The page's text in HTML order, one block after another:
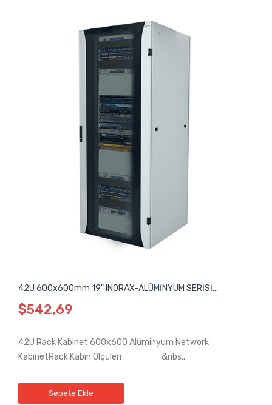
42U 600x600mm 19" INORAX-ALÜMİNYUM SERİSİ...
$542,69
42U Rack Kabinet 600x600 Alüminyum Network
KabinetRack Kabin Ölçüleri &nbs..
Sepete Ekle